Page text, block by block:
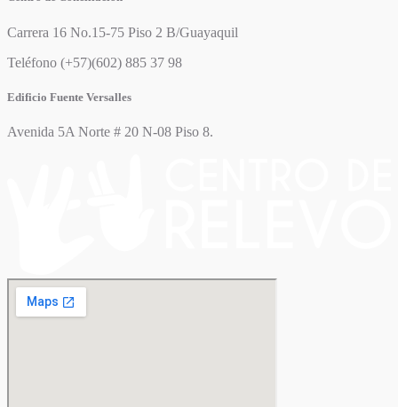
Carrera 16 No.15-75 Piso 2 B/Guayaquil
Teléfono (+57)(602) 885 37 98
Edificio Fuente Versalles
Avenida 5A Norte # 20 N-08 Piso 8.